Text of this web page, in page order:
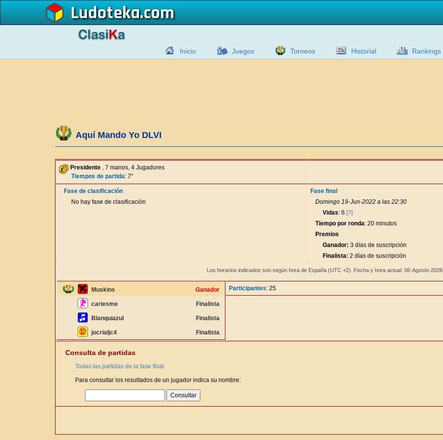
Ludoteka
Inicio Juegos Torneos Historial Rankings
Aquí Mando Yo DLVI
Presidente , 7 manos, 4 Jugadores
Tiempos de partida: 7"
Fase de clasificación
No hay fase de clasificación
Fase final
Domingo 19-Jun-2022 a las 22:30
Vidas: 6 [?]
Tiempo por ronda: 20 minutos
Premios
Ganador: 3 días de suscripción
Finalista: 2 días de suscripción
Los horarios indicados son según hora de España (UTC +2). Fecha y hora actual: 06-Agosto-2026,
Muskins Ganador
cariesme Finalista
Blanquiazul Finalista
jocrialjc4 Finalista
Participantes: 25
Consulta de partidas
Todas las partidas de la fase final
Para consultar los resultados de un jugador indica su nombre: